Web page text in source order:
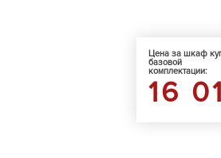
Цена за шкаф
базовой
комплектации:
16